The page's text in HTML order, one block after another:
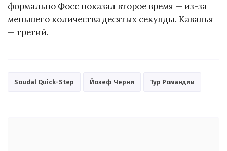
формально Фосс показал второе время — из-за
меньшего количества десятых секунды. Каванья
— третий.
Soudal Quick-Step Йозеф Черни Тур Романдии